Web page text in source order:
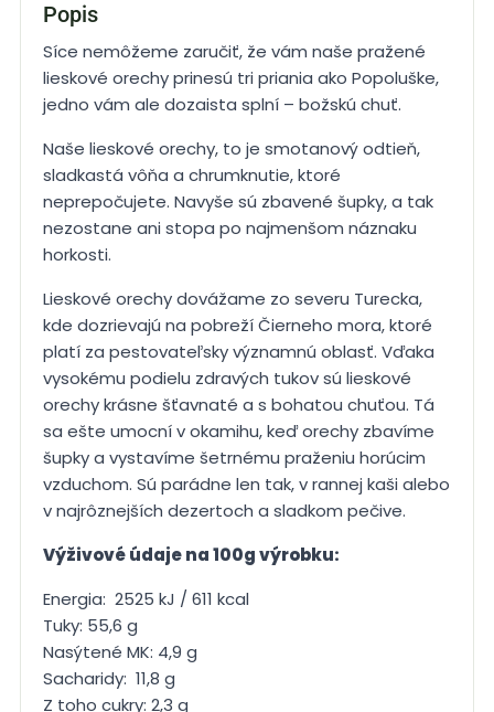
Popis
Síce nemôžeme zaručiť, že vám naše pražené
lieskové orechy prinesú tri priania ako Popoluške,
jedno vám ale dozaista splní – božskú chuť.
Naše lieskové orechy, to je smotanový odtieň,
sladkastá vôňa a chrumknutie, ktoré
neprepočujete. Navyše sú zbavené šupky, a tak
nezostane ani stopa po najmenšom náznaku
horkosti.
Lieskové orechy dovážame zo severu Turecka,
kde dozrievajú na pobreží Čierneho mora, ktoré
platí za pestovateľsky významnú oblasť. Vďaka
vysokému podielu zdravých tukov sú lieskové
orechy krásne šťavnaté a s bohatou chuťou. Tá
sa ešte umocní v okamihu, keď orechy zbavíme
šupky a vystavíme šetrnému praženiu horúcim
vzduchom. Sú parádne len tak, v rannej kaši alebo
v najrôznejších dezertoch a sladkom pečive.
Výživové údaje na 100g výrobku:
Energia: 2525 kJ / 611 kcal
Tuky: 55,6 g
Nasýtené MK: 4,9 g
Sacharidy: 11,8 g
Z toho cukry: 2,3 g